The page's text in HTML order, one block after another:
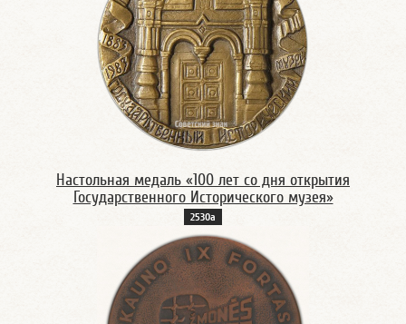
Настольная медаль «100 лет со дня открытия
Государственного Исторического музея»
2530а